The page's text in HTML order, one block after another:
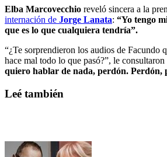
Elba Marcovecchio reveló sincera a la
internación de Jorge Lanata: “Yo tengo
que es lo que cualquiera tendría”.
“¿Te sorprendieron los audios de Facundo
hace mal todo lo que pasó?”, le
quiero hablar de nada, perdón. Perdón,
Leé también